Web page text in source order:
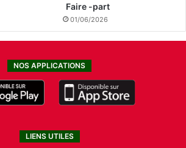
Faire -part
01/06/2026
NOS APPLICATIONS
LIENS UTILES